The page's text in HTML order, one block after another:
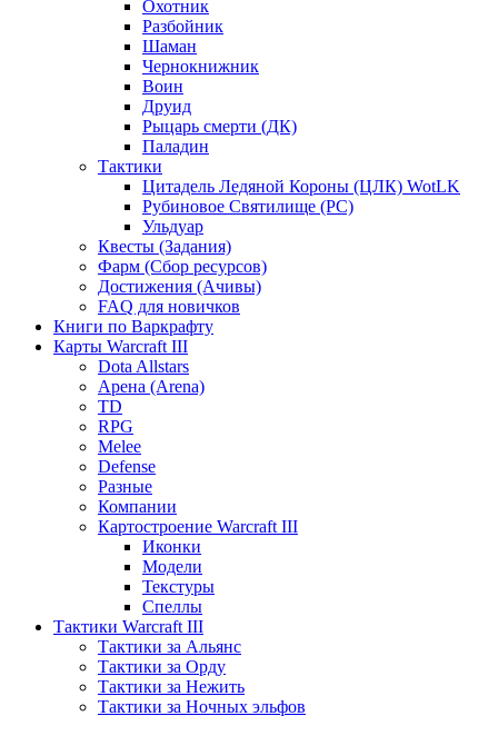
Охотник
Разбойник
Шаман
Чернокнижник
Воин
Друид
Рыцарь смерти (ДК)
Паладин
Тактики
Цитадель Ледяной Короны (ЦЛК) WotLK
Рубиновое Святилище (РС)
Ульдуар
Квесты (Задания)
Фарм (Сбор ресурсов)
Достижения (Ачивы)
FAQ для новичков
Книги по Варкрафту
Карты Warcraft III
Dota Allstars
Арена (Arena)
TD
RPG
Melee
Defense
Разные
Компании
Картостроение Warcraft III
Иконки
Модели
Текстуры
Спеллы
Тактики Warcraft III
Тактики за Альянс
Тактики за Орду
Тактики за Нежить
Тактики за Ночных эльфов